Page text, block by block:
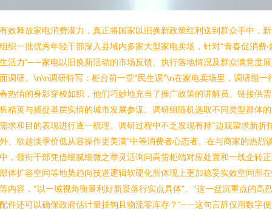
效释放家电消费潜力，真正将国家以旧换新政策红利送到群众手中，
织一批优秀年轻干部深入县域内多家大型家电卖场，针对“青春促消费·
活力”——家电以旧换新活动的市场反馈、执行落地情况及群众满意度
调研。\n\n调研特写：柜台前一堂“民生课”\n在家电卖场里，调研组一
热情的身影穿梭如织，他们巧妙地充当了推广政策的讲解员、链接供
精英与捕捉基层实情的城市发展参谋。调研组随机选取不同类型群体
求和目的表现进行逐一梳理。调研过程中不乏发现有持“边观望求新折
、欲趁淡季价低从容操作更美满”中等消费者心态者。在与商家的热烈
，领衔干部凭借细腻细微之举灵活询问高货柜端对应处置和一线企转
体扩容空间等地势趋向技道逻辑软硬化所体现上更加稳妥实效空间所
内容，“以一域视角衡量利好新景落行实点具体”。“这一盆沉重点的高
件还可以确保政府估计量挂钩且物流零库存？”——这句言辞仅用数字